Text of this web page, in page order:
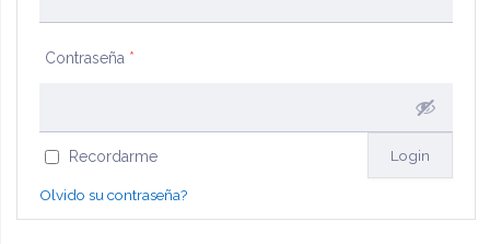
Contraseña *
Recordarme
Olvido su contraseña?